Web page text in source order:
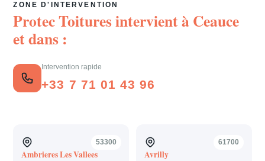
ZONE D'INTERVENTION
Protec Toitures intervient àCeauce
et dans :
Intervention rapide
+33 7 71 01 43 96
53300
Ambrieres Les Vallees
61700
Avrilly